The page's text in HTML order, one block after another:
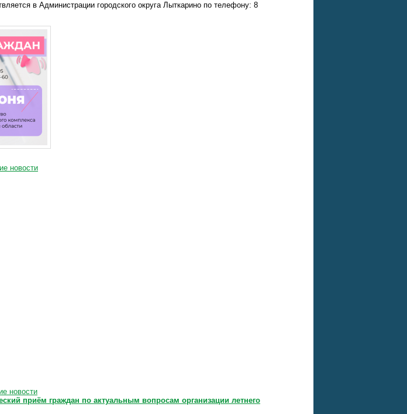
в Администрации городского округа Лыткарино по телефону: 8
новости
новости
приём граждан по актуальным вопросам организации летнего